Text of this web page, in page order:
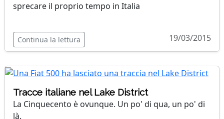
sprecare il proprio tempo in Italia
Continua la lettura 19/03/2015
Tracce italiane nel Lake District
La Cinquecento è ovunque. Un po' di qua, un po' di
là.